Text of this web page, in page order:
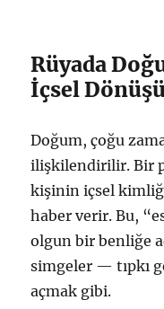
Rüyada
İçsel
Doğum, çoğu
ilişkilendirilir. Bir
kişinin içsel
haber verir. Bu,
olgun bir benliğe
simgeler — tıpkı
açmak gibi.